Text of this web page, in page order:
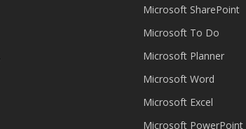
Microsoft SharePoint
Microsoft To Do
Microsoft Planner
Microsoft Word
Microsoft Excel
Microsoft PowerPoint